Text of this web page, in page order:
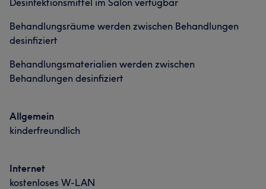
Desinfektionsmittel im Salon verfügbar
Behandlungsräume werden zwischen Behandlungen
desinfiziert
Behandlungsmaterialien werden zwischen
Behandlungen desinfiziert
Allgemein
kinderfreundlich
Internet
kostenloses W-LAN